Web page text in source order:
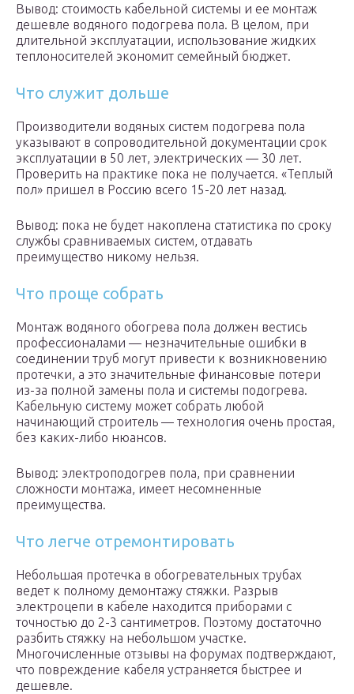
Вывод: стоимость кабельной системы и ее монтаж
дешевле водяного подогрева пола. В целом, при
длительной эксплуатации, использование жидких
теплоносителей экономит семейный бюджет.
Что служит дольше
Производители водяных систем подогрева пола
указывают в сопроводительной документации срок
эксплуатации в 50 лет, электрических — 30 лет.
Проверить на практике пока не получается. «Теплый
пол» пришел в Россию всего 15-20 лет назад.
Вывод: пока не будет накоплена статистика по сроку
службы сравниваемых систем, отдавать
преимущество никому нельзя.
Что проще собрать
Монтаж водяного обогрева пола должен вестись
профессионалами — незначительные ошибки в
соединении труб могут привести к возникновению
протечки, а это значительные финансовые потери
из-за полной замены пола и системы подогрева.
Кабельную систему может собрать любой
начинающий строитель — технология очень простая,
без каких-либо нюансов.
Вывод: электроподогрев пола, при сравнении
сложности монтажа, имеет несомненные
преимущества.
Что легче отремонтировать
Небольшая протечка в обогревательных трубах
ведет к полному демонтажу стяжки. Разрыв
электроцепи в кабеле находится приборами с
точностью до 2-3 сантиметров. Поэтому достаточно
разбить стяжку на небольшом участке.
Многочисленные отзывы на форумах подтверждают,
что повреждение кабеля устраняется быстрее и
дешевле.